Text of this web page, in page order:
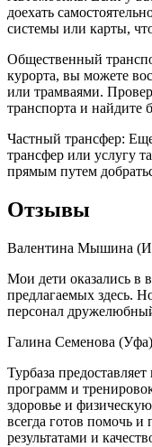
доехать
системы или карты,
Общественный
курорта, вы можете
или трамваями.
транспорта и найдите
Частный трансфер:
трансфер или услугу
прямым путем
Отзывы
Валентина Мышина
Мои дети оказались в
предлагаемых здесь.
персонал
Галина Семенова
Турбаза
программ и
здоровье и
всегда готов помочь
результатами и